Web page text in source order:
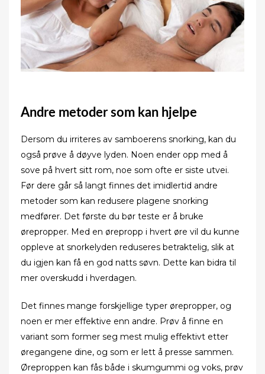
Andre metoder som kan hjelpe
Dersom du irriteres av samboerens snorking, kan du
også prøve å døyve lyden. Noen ender opp med å
sove på hvert sitt rom, noe som ofte er siste utvei.
Før dere går så langt finnes det imidlertid andre
metoder som kan redusere plagene snorking
medfører. Det første du bør teste er å bruke
ørepropper. Med en ørepropp i hvert øre vil du kunne
oppleve at snorkelyden reduseres betraktelig, slik at
du igjen kan få en god natts søvn. Dette kan bidra til
mer overskudd i hverdagen.
Det finnes mange forskjellige typer ørepropper, og
noen er mer effektive enn andre. Prøv å finne en
variant som former seg mest mulig effektivt etter
øregangene dine, og som er lett å presse sammen.
Øreproppen kan fås både i skumgummi og voks, prøv